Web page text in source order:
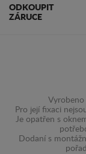
ODKOUPIT
ZÁRUCE
Pro její fixaci
Je opatřen s
Dodaní s